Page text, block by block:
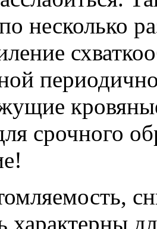
несколько
срочного
характерны